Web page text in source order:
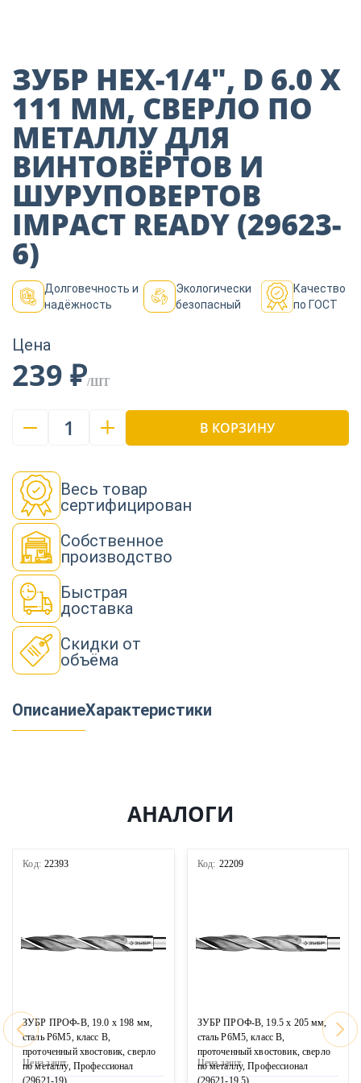
Декор
Изоляция
Инструменты
ЗУБР НЕХ-1/4″, D 6.0 Х
111 ММ, СВЕРЛО ПО
МЕТАЛЛУ ДЛЯ
ВИНТОВЁРТОВ И
ШУРУПОВЕРТОВ
IMPACT READY (29623-
6)
Долговечность и
надёжность
Экологически
безопасный
Качество
по ГОСТ
Цена
239 ₽/ШТ
1 В КОРЗИНУ
Весь товар
сертифицирован
Собственное
производство
Быстрая
доставка
Скидки от
объёма
ОписаниеХарактеристики
АНАЛОГИ
Код: 22393
ЗУБР ПРОФ-В, 19.0 х 198 мм,
сталь Р6М5, класс В,
проточенный хвостовик, сверло
по металлу, Профессионал
(29621-19)
Цена зашт
Код: 22209
ЗУБР ПРОФ-В, 19.5 х 205 мм,
сталь Р6М5, класс В,
проточенный хвостовик, сверло
по металлу, Профессионал
(29621-19.5)
Цена зашт